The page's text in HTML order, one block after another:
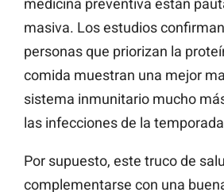
masiva. Los estudios
personas que priorizan la
comida muestran una mejor
sistema inmunitario mucho
las infecciones de la
Por supuesto, este truco de
complementarse con una